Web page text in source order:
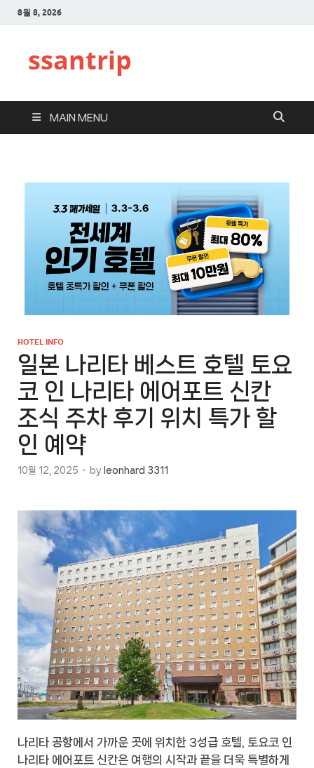
8월 8, 2026
ssantrip
MAIN MENU
HOTEL INFO
일본 나리타 베스트 호텔 토요
코 인 나리타 에어포트 신칸
조식 주차 후기 위치 특가 할
인 예약
10월 12, 2025 - by leonhard 3311
나리타 공항에서 가까운 곳에 위치한 3성급 호텔, 토요코 인
나리타 에어포트 신칸은 여행의 시작과 끝을 더욱 특별하게